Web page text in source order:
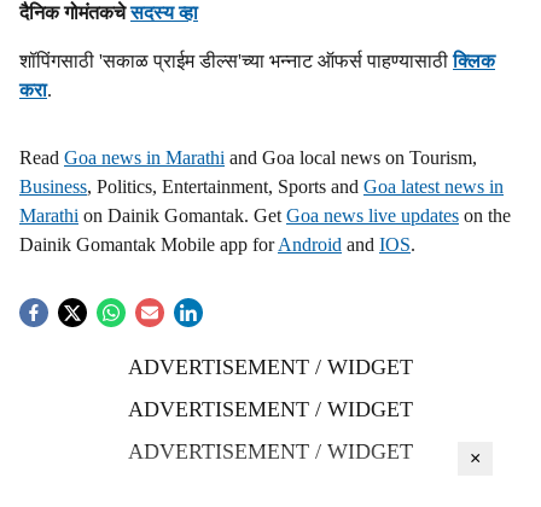
दैनिक गोमंतकचेसदस्य व्हा
शॉपिंगसाठी 'सकाळ प्राईम डील्स'च्या भन्नाट ऑफर्स पाहण्यासाठीक्लिक
करा.
Read Goa news in Marathi and Goa local news on Tourism,
Business, Politics, Entertainment, Sports and Goa latest news in
Marathi on Dainik Gomantak. Get Goa news live updates on the
Dainik Gomantak Mobile app forAndroid and IOS.
ADVERTISEMENT / WIDGET
ADVERTISEMENT / WIDGET
ADVERTISEMENT / WIDGET
×